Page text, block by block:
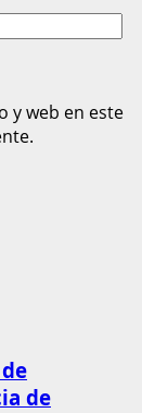
y web en este
de